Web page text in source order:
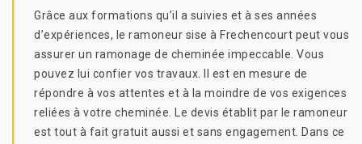
Grâce aux formations qu’il a suivies et à ses années
d’expériences, le ramoneur sise à Frechencourt peut vous
assurer un ramonage de cheminée impeccable. Vous
pouvez lui confier vos travaux. Il est en mesure de
répondre à vos attentes et à la moindre de vos exigences
reliées à votre cheminée. Le devis établit par le ramoneur
est tout à fait gratuit aussi et sans engagement. Dans ce